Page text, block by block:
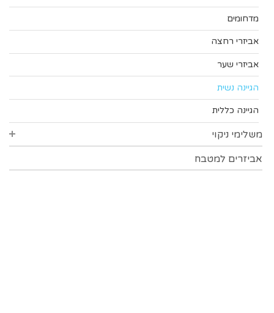
מדחומים
אביזרי רחצה
אביזרי שער
הגיינה נשית
הגיינה כללית
משלימי ניקוי
אביזרים למטבח